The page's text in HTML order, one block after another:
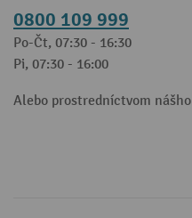
0800 109 999
Po-Čt, 07:30 - 16:30
Pi, 07:30 - 16:00
Alebo prostredníctvom nášho